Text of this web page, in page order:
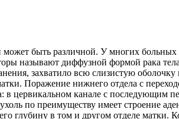
быть различной. У многих больных
называют диффузной формой рака
захватило всю слизистую
Поражение нижнего отдела с
в цервикальном канале с
по преимуществу имеет строение
глубину в том и другом отделе